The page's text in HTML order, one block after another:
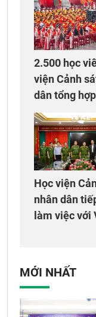
2.500 học
viện Cảnh
dân tổng
màn Trống
mừng Đại
Học viện
nhân dân
làm việc với
Bản tại Việt
MỚI NHẤT